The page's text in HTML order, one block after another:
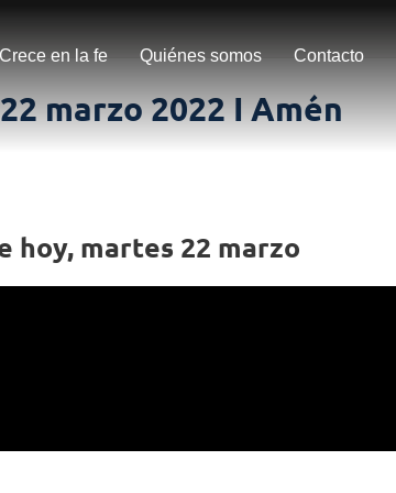
Crece en la fe Quiénes somos Contacto
marzo 2022 I Amén
hoy, martes 22 marzo